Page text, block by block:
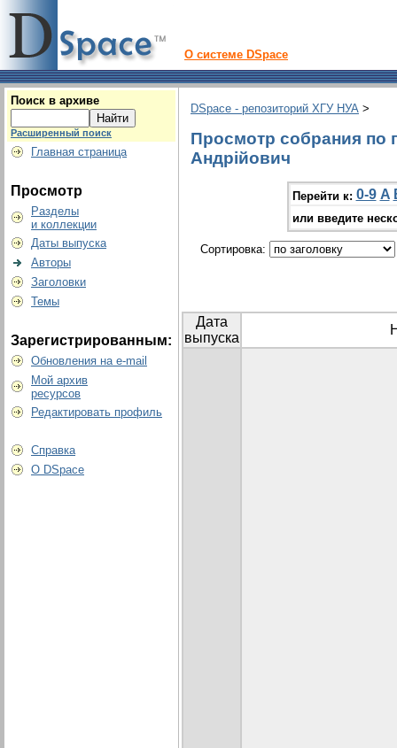
О системе DSpace
Поиск в архиве
Расширенный поиск
Главная страница
Просмотр
Разделы
и коллекции
Даты выпуска
Авторы
Заголовки
Темы
Зарегистрированным:
Обновления на e-mail
Мой архив
ресурсов
Редактировать профиль
Справка
О DSpace
DSpace - репозиторий ХГУ НУА >
Просмотр собрания по
Андрійович
Перейти к: 0-9 A
или введите
Сортировка:
Дата
выпуска